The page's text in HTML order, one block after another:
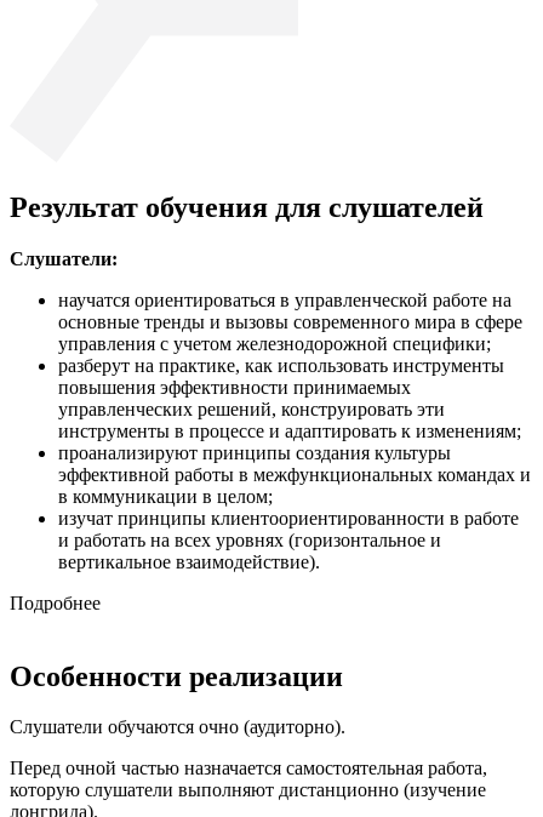
Результат обучения для слушателей
Слушатели:
научатся ориентироваться в управленческой работе на
основные тренды и вызовы современного мира в сфере
управления с учетом железнодорожной специфики;
разберут на практике, как использовать инструменты
повышения эффективности принимаемых
управленческих решений, конструировать эти
инструменты в процессе и адаптировать к изменениям;
проанализируют принципы создания культуры
эффективной работы в межфункциональных командах и
в коммуникации в целом;
изучат принципы клиентоориентированности в работе
и работать на всех уровнях (горизонтальное и
вертикальное взаимодействие).
Подробнее
Особенности реализации
Слушатели обучаются очно (аудиторно).
Перед очной частью назначается самостоятельная работа,
которую слушатели выполняют дистанционно (изучение
лонгрида).